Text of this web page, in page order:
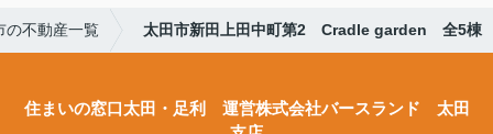
の不動産一覧 太田市新田上田中町第2 Cradle garden 全5棟
住まいの窓口太田・足利 運営株式会社バースランド 太田